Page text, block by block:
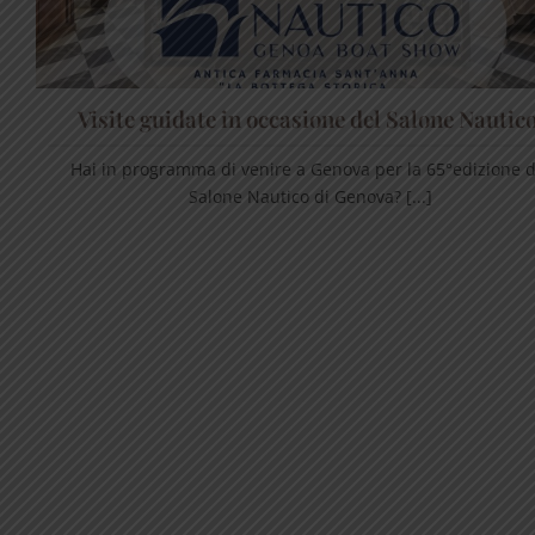
Visite guidate in occasione del Salone
Hai in programma di venire a Genova per la 65°edizione
Salone Nautico di Genova? [...]